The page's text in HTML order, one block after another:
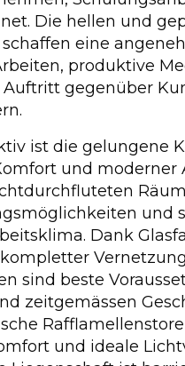
Die hellen und
eine
produktive
gegenüber
ist die gelungene
und moderner
und
Dank
sind beste
zeitgemässen
und ideale